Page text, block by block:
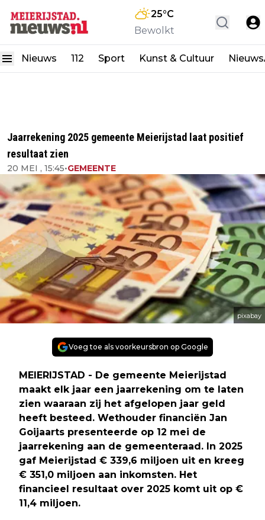
25°C
Bewolkt
Nieuws 112 Sport Kunst & Cultuur
Jaarrekening 2025 gemeente Meierijstad laat positief
resultaat zien
20 MEI , 15:45•GEMEENTE
pixabay
Voeg toe als voorkeursbron op Google
MEIERIJSTAD - De gemeente Meierijstad
maakt elk jaar een jaarrekening om te laten
zien waaraan zij het afgelopen jaar geld
heeft besteed. Wethouder financiën Jan
Goijaarts presenteerde op 12 mei de
jaarrekening aan de gemeenteraad. In 2025
gaf Meierijstad € 339,6 miljoen uit en kreeg
€ 351,0 miljoen aan inkomsten. Het
financieel resultaat over 2025 komt uit op €
11,4 miljoen.